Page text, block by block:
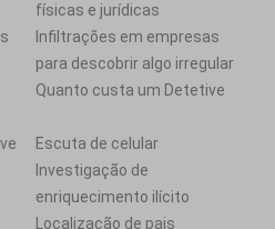
físicas e jurídicas
Infiltrações em empresas
para descobrir algo irregular
Quanto custa um Detetive
Escuta de celular
Investigação de
enriquecimento ilícito
Localização de pais